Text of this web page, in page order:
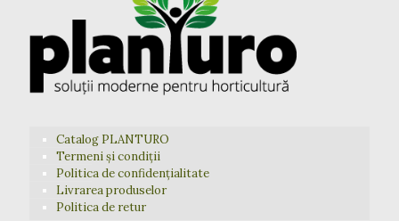
Catalog PLANTURO
Termeni și condiții
Politica de confidențialitate
Livrarea produselor
Politica de retur